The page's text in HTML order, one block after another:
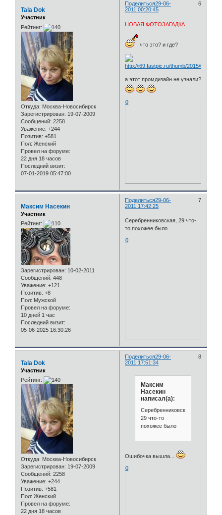
Поделиться 6
29-06-
2011 00:20:45
Tala Dok
Участник
Рейтинг:
Откуда: Москва-Новосибирск
Зарегистрирован: 19-07-2009
Сообщений: 2258
Уважение: +244
Позитив: +581
Пол: Женский
Провел на форуме:
22 дня 18 часов
Последний визит:
07-01-2019 05:47:00
НОВАЯ ФОТОЗАГАДКА
что это? и где?
а этот промдизайн не узнали?
0
Поделиться 7
29-06-
2011 17:42:25
Максим Насекин
Участник
Рейтинг:
Зарегистрирован: 10-02-2011
Сообщений: 448
Уважение: +121
Позитив: +8
Пол: Мужской
Провел на форуме:
10 дней 1 час
Последний визит:
05-06-2025 16:30:26
Серебренниковская, 29 что-
то похожее было
0
Поделиться 8
29-06-
2011 17:51:34
Tala Dok
Участник
Рейтинг:
Откуда: Москва-Новосибирск
Зарегистрирован: 19-07-2009
Сообщений: 2258
Уважение: +244
Позитив: +581
Пол: Женский
Провел на форуме:
22 дня 18 часов
Максим
Насекин
написал(а):
Серебренниковская,
29 что-то
похожее было
Ошибочка вышла...
0